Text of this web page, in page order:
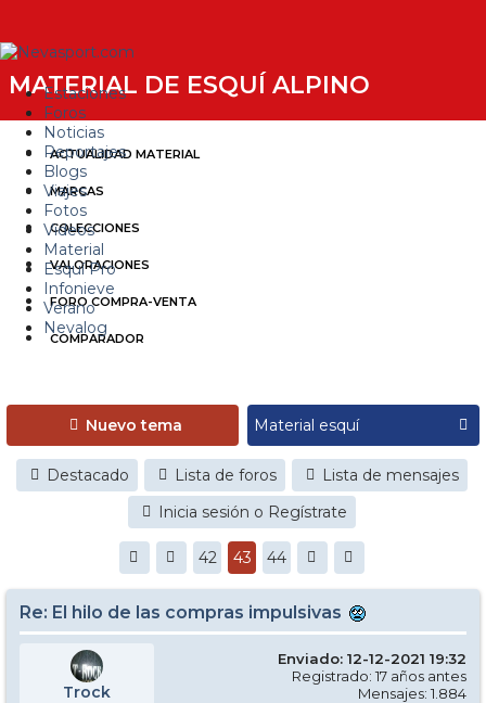
Estaciones
Foros
Noticias
Reportajes
Blogs
Viajes
Fotos
Videos
Material
Esquí Pro
Infonieve
Verano
Nevalog
MATERIAL DE ESQUÍ ALPINO
ACTUALIDAD MATERIAL
MARCAS
COLECCIONES
VALORACIONES
FORO COMPRA-VENTA
COMPARADOR
Nuevo tema
Destacado Lista de foros
Lista de mensajes
Inicia sesión o Regístrate
42 43 44
Re: El hilo de las compras impulsivas
Trock
Enviado: 12-12-2021 19:32
Registrado: 17 años antes
Mensajes: 1.884